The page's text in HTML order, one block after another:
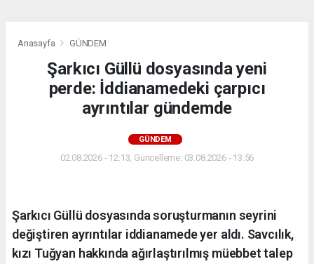
Anasayfa GÜNDEM
Şarkıcı Güllü dosyasında yeni
perde: İddianamedeki çarpıcı
ayrıntılar gündemde
GÜNDEM
02.08.2026 - 12:13, Güncelleme: 03.08.2026 - 13:56
Şarkıcı Güllü dosyasında soruşturmanın seyrini
değiştiren ayrıntılar iddianamede yer aldı. Savcılık,
kızı Tuğyan hakkında ağırlaştırılmış müebbet talep